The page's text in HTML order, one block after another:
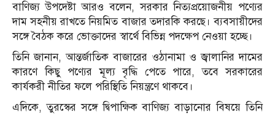
বাণিজ্য উপদেষ্টা আরও বলেন, সরকার নিত্যপ্রয়োজনীয় পণ্যের
দাম সহনীয় রাখতে নিয়মিত বাজার তদারকি করছে। ব্যবসায়ীদের
সঙ্গে বৈঠক করে ভোক্তাদের স্বার্থে বিভিন্ন পদক্ষেপ নেওয়া হচ্ছে।
তিনি জানান, আন্তর্জাতিক বাজারের ওঠানামা ও জ্বালানির দামের
কারণে কিছু পণ্যের মূল্য বৃদ্ধি পেতে পারে, তবে সরকারের
কার্যকরী নীতির ফলে পরিস্থিতি নিয়ন্ত্রণে থাকবে।
এদিকে, তুরস্কের সঙ্গে দ্বিপাক্ষিক বাণিজ্য বাড়ানোর বিষয়ে তিনি